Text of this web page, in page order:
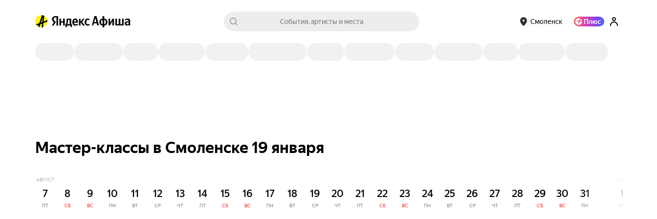
События, артисты и места Смоленск
Мастер-классы в Смоленске 19 января
АВГУСТ
7
ПТ
8
СБ
9
ВС
10
ПН
11
ВТ
12
СР
13
ЧТ
14
ПТ
15
СБ
16
ВС
17
ПН
18
ВТ
19
СР
20
ЧТ
21
ПТ
22
СБ
23
ВС
24
ПН
25
ВТ
26
СР
27
ЧТ
28
ПТ
29
СБ
30
ВС
31
ПН
1
ВТ